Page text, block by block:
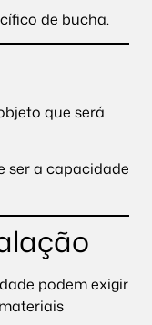
de bucha.
que será
ser a capacidade
podem exigir